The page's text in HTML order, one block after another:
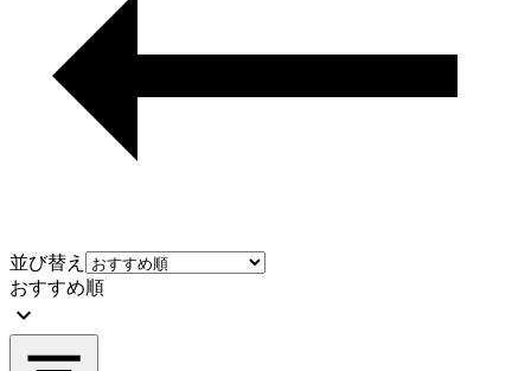
並び替え
おすすめ順